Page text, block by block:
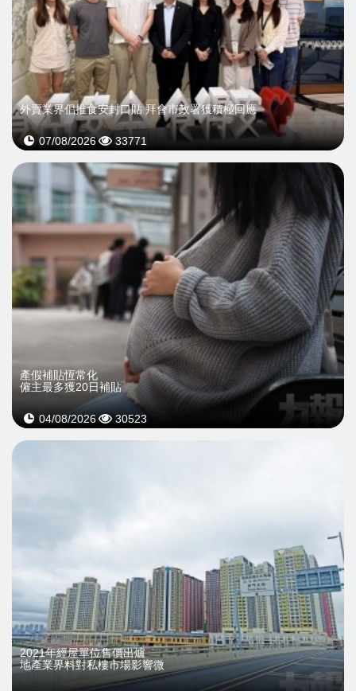
外賣業界倡推食安封口貼 拜會市政署獲積極回應
07/08/2026 33771
產假補貼恆常化
僱主最多獲20日補貼
04/08/2026 30523
2021年經屋單位售價出爐
地產業界料對私樓市場影響微